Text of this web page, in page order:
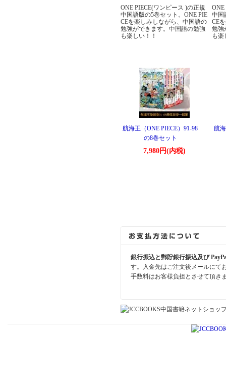
ONE PIECE(ワンピース )の正規
中国語版の5巻セット。ONE PIE
CEを楽しみしながら、中国語の
勉強ができます。中国語の勉強
も楽しい！！
ONE
中国
CE
勉強
も楽
航海王（ONE PIECE）91-98
の8巻セット
7,980円(内税)
航
銀行振込と郵貯銀行振込及び
す。入金先はご注文後メールにて
手数料はお客様負担とさせて頂き